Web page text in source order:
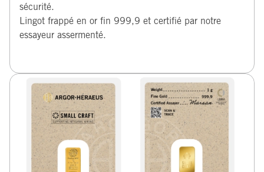
sécurité.
Lingot frappé en or fin 999,9 et certifié par notre
essayeur assermenté.